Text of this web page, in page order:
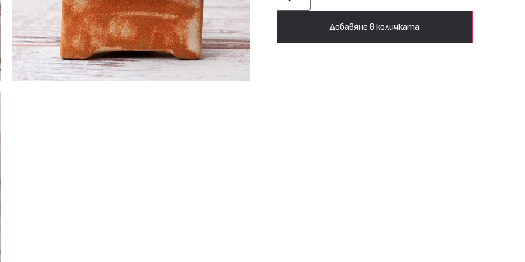
Добавяне в количката